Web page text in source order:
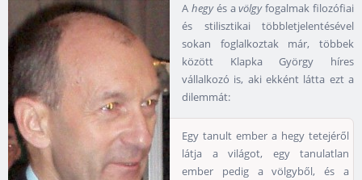
A hegyés avölgyfogalmak filozófiai
és stilisztikai többletjelentésével
sokan foglalkoztak már, többek
között Klapka György híres
vállalkozó is, aki ekként látta ezt a
dilemmát:
Egy tanult ember a hegy tetejéről
látja a világot, egy tanulatlan
ember pedig a völgyből, és a